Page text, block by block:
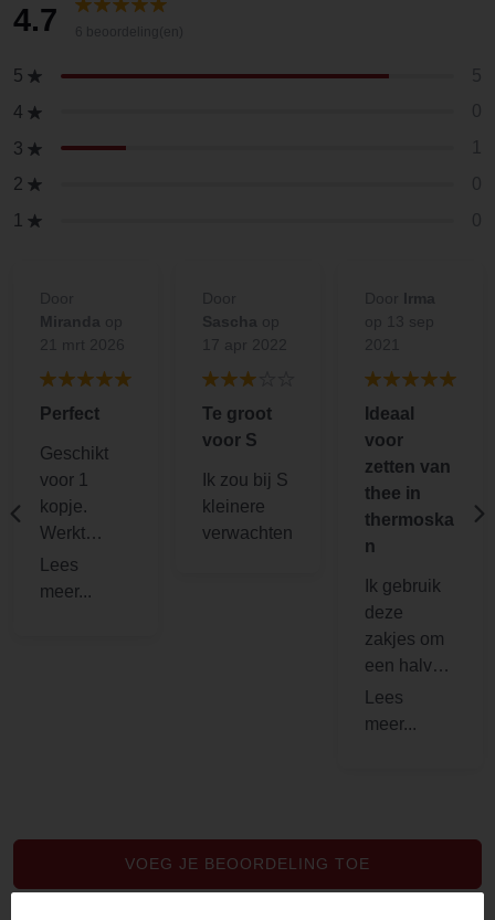
4.7
5
4
3
2
1
Perfect
Geschikt
voor 1
kopje.
Werkt
perfect
Te groot
voor S
Ik zou bij S
kleinere
verwachten
Ideaal
voor
zetten van
thee in
thermoska
n
Ik gebruik
deze
zakjes om
een halve
liter thee te
zetten. Ze
VOEG JE BEOORDELING TOE